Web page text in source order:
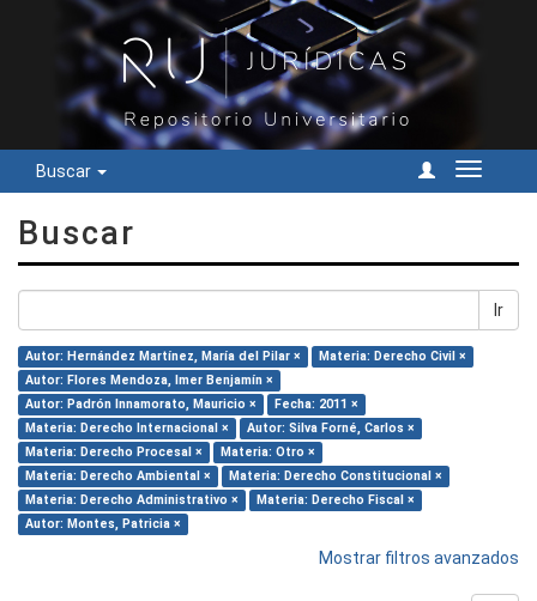
Buscar
Cambiar
Buscar
Ir
Autor: Hernández Martínez, María del Pilar ×
Materia: Derecho Civil ×
Autor: Flores Mendoza, Imer Benjamín ×
Autor: Padrón Innamorato, Mauricio ×
Fecha: 2011 ×
Materia: Derecho Internacional ×
Autor: Silva Forné, Carlos ×
Materia: Derecho Procesal ×
Materia: Otro ×
Materia: Derecho Ambiental ×
Materia: Derecho Constitucional ×
Materia: Derecho Administrativo ×
Materia: Derecho Fiscal ×
Autor: Montes, Patricia ×
Mostrar filtros avanzados